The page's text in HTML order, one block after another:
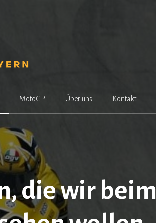
MotoGP Über uns Kontakt
die wir beim